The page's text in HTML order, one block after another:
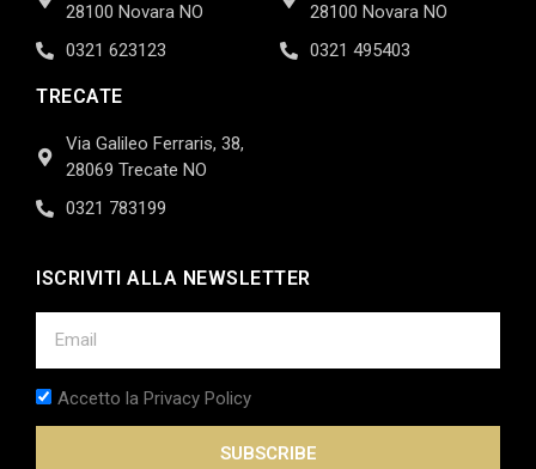
28100 Novara NO
0321 623123
28100 Novara NO
0321 495403
TRECATE
Via Galileo Ferraris, 38,
28069 Trecate NO
0321 783199
ISCRIVITI ALLA NEWSLETTER
Accetto la Privacy Policy
SUBSCRIBE